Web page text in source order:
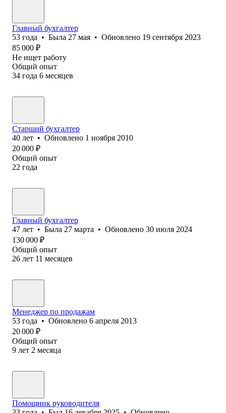
Главный бухгалтер
53 года • Была 27 мая • Обновлено 19 сентября 2023
85 000 ₽
Не ищет работу
Общий опыт
34 года 6 месяцев
Старший бухгалтер
40 лет • Обновлено 1 ноября 2010
20 000 ₽
Общий опыт
22 года
Главный бухгалтер
47 лет • Была 27 марта • Обновлено 30 июля 2024
130 000 ₽
Общий опыт
26 лет 11 месяцев
Менеджер по продажам
53 года • Обновлено 6 апреля 2013
20 000 ₽
Общий опыт
9 лет 2 месяца
Помощник руководителя